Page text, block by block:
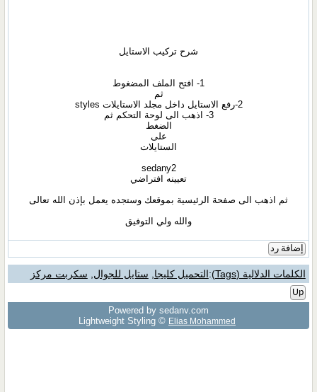
شرح تركيب الاستايل
1- افتح الملف المضغوط
ثم
2-رفع الاستايل داخل مجلد الاستايلات styles
3- اذهب الى لوحة التحكم ثم
الضغط
على
الستايلات
sedany2
تعيينه افتراضي
ثم اذهب الى صفحة الرئيسية بموقعك وستجده يعمل بإذن الله تعالى
والله ولي التوفيق
إضافة رد
الكلمات الدلالية (Tags) :التحميل كليجا ستايل للجوال سكربت مركز
Up
Powered by sedany.com
Lightweight Styling © Elias Mohammed